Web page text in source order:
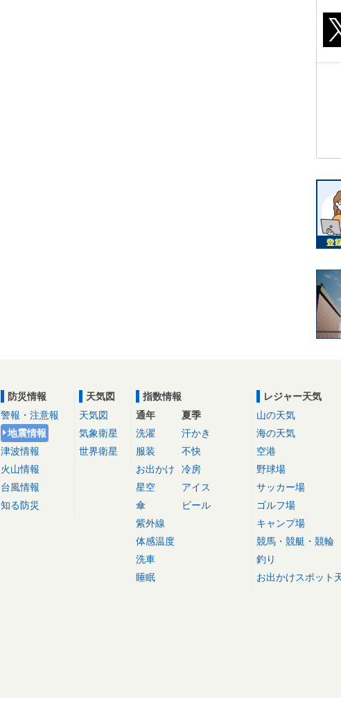
防災情報
警報・注意報
地震情報
津波情報
火山情報
台風情報
知る防災
天気図
天気図
気象衛星
世界衛星
指数情報
通年
洗濯
服装
お出かけ
星空
傘
紫外線
体感温度
洗車
睡眠
夏季
汗かき
不快
冷房
アイス
ビール
レジャー天気
山の天気
海の天気
空港
野球場
サッカー場
ゴルフ場
キャンプ場
競馬・競艇・競輪
釣り
お出かけスポット